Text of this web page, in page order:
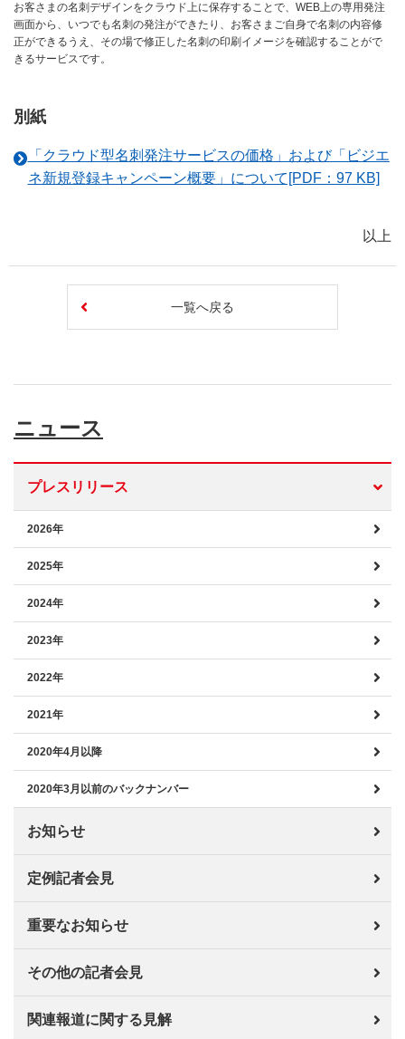
お客さまの名刺デザインをクラウド上に保存することで、WEB上の専用発注
画面から、いつでも名刺の発注ができたり、お客さまご自身で名刺の内容修
正ができるうえ、その場で修正した名刺の印刷イメージを確認することがで
きるサービスです。
別紙
「クラウド型名刺発注サービスの価格」および「ビジエ
ネ新規登録キャンペーン概要」について[PDF：97 KB]
以上
一覧へ戻る
ニュース
プレスリリース
2026年
2025年
2024年
2023年
2022年
2021年
2020年4月以降
2020年3月以前のバックナンバー
お知らせ
定例記者会見
重要なお知らせ
その他の記者会見
関連報道に関する見解